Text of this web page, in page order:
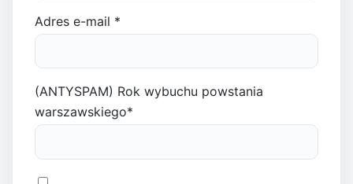
Adres e-mail *
(ANTYSPAM) Rok wybuchu powstania
warszawskiego*